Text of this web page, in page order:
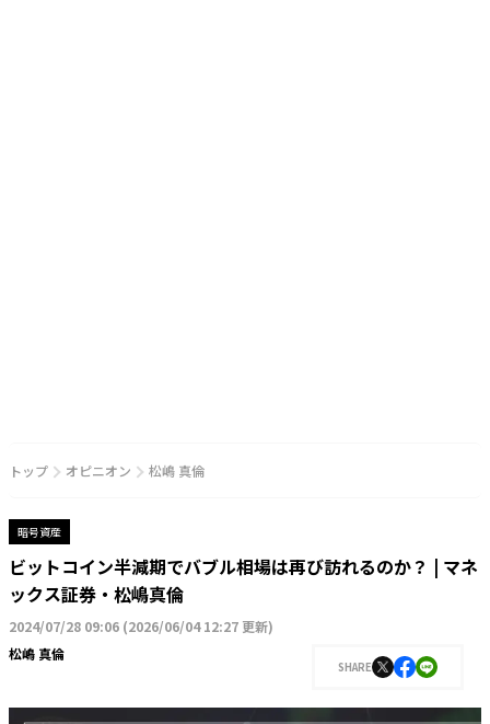
トップ オピニオン 松嶋 真倫
暗号資産
ビットコイン半減期でバブル相場は再び訪れるのか？ | マネ
ックス証券・松嶋真倫
2024/07/28 09:06 (2026/06/04 12:27 更新)
松嶋 真倫
SHARE